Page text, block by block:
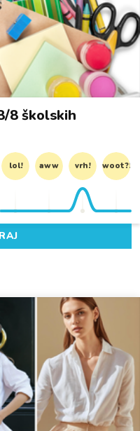
8 školskih
lol! aww vrh! woot?!